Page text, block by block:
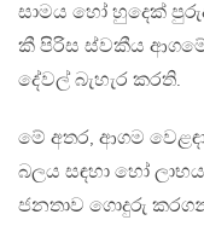
සාමය හෝ හුදෙක්
කී පිරිස ස්වකීය
දේවල් බැහැර කරති.
මේ අතර, ආගම
බලය සඳහා හෝ
ජනතාව ගොදුරු